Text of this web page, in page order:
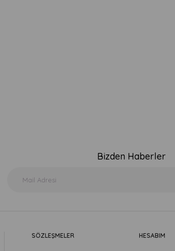
Bizden Haberler
SÖZLEŞMELER HESABIM